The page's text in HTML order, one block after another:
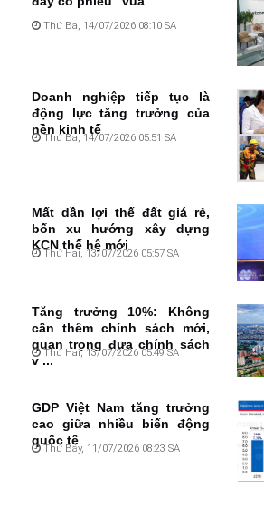
Thứ Ba, 14/07/2026 08:10 SA
Doanh nghiệp tiếp tục là
động lực tăng trưởng của
nền kinh tế
Thứ Ba, 14/07/2026 05:51 SA
Mất dần lợi thế đất giá rẻ,
bốn xu hướng xây dựng
KCN thế hệ mới
Thứ Hai, 13/07/2026 05:57 SA
Tăng trưởng 10%: Không
cần thêm chính sách mới,
quan trọng đưa chính sách
v ...
Thứ Hai, 13/07/2026 05:49 SA
GDP Việt Nam tăng trưởng
cao giữa nhiều biến động
quốc tế
Thứ Bảy, 11/07/2026 08:23 SA